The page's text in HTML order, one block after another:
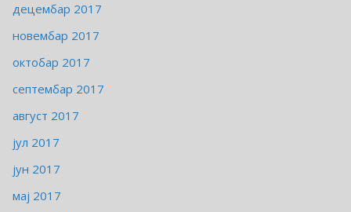
децембар 2017
новембар 2017
октобар 2017
септембар 2017
август 2017
јул 2017
јун 2017
мај 2017